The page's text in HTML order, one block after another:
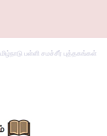
பள்ளி சமச்சீர் புத்தகங்கள்